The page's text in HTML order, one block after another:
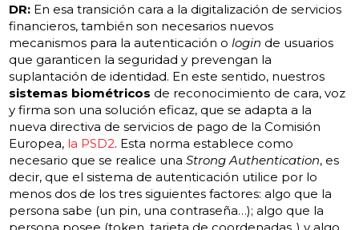
DR: En esa transición cara a la digitalización de servicios
financieros, también son necesarios nuevos
mecanismos para la autenticación ologin de usuarios
que garanticen la seguridad y prevengan la
suplantación de identidad. En este sentido, nuestros
sistemas biométricos de reconocimiento de cara, voz
y firma son una solución eficaz, que se adapta a la
nueva directiva de servicios de pago de la Comisión
Europea, la PSD2. Esta norma establece como
necesario que se realice unaStrong Authentication, es
decir, que el sistema de autenticación utilice por lo
menos dos de los tres siguientes factores: algo que la
persona sabe (un pin, una contraseña…); algo que la